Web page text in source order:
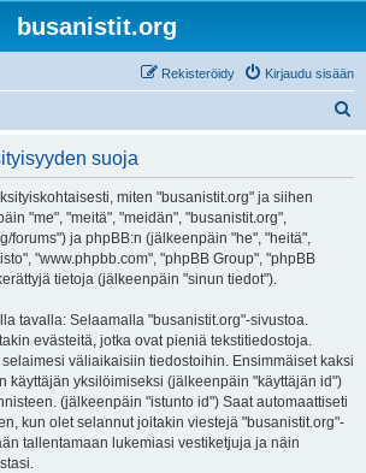
busanistit.org
Kirjaudu sisään
Rekisteröidy
suoja
miten "busanistit.org" ja siihen
"me", "meitä", "meidän", "busanistit.org",
forums") ja phpBB:n (jälkeenpäin "he", "heitä",
"www.phpbb.com", "phpBB Group", "phpBB
tietoja (jälkeenpäin "sinun tiedot").
tavalla: Selaamalla "busanistit.org"-sivustoa.
evästeitä, jotka ovat pieniä tekstitiedostoja.
väliaikaisiin tiedostoihin. Ensimmäiset kaksi
käyttäjän yksilöimiseksi (jälkeenpäin "käyttäjän id")
(jälkeenpäin "istunto id") Saat automaattiseti
kun olet selannut joitakin viestejä "busanistit.org"-
tallentamaan lukemiasi vestiketjuja ja näin